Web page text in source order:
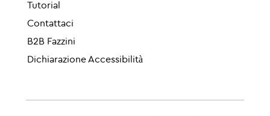
Tutorial
Contattaci
B2B Fazzini
Dichiarazione Accessibilità